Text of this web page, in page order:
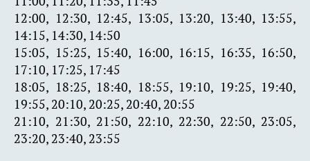
12:00, 12:30, 12:45, 13:05, 13:20, 13:40, 13:55,
14:15, 14:30, 14:50
15:05, 15:25, 15:40, 16:00, 16:15, 16:35, 16:50,
17:10, 17:25, 17:45
18:05, 18:25, 18:40, 18:55, 19:10, 19:25, 19:40,
19:55, 20:10, 20:25, 20:40, 20:55
21:10, 21:30, 21:50, 22:10, 22:30, 22:50, 23:05,
23:20, 23:40, 23:55